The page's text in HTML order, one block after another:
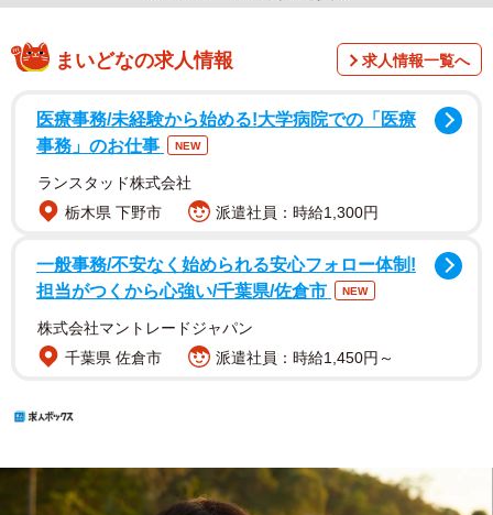
まいどなの求人情報 求人情報一覧へ
医療事務/未経験から始める!大学病院での「医療
事務」のお仕事
NEW
ランスタッド株式会社
栃木県 下野市
派遣社員：時給1,300円
一般事務/不安なく始められる安心フォロー体制!
担当がつくから心強い/千葉県/佐倉市
NEW
株式会社マントレードジャパン
千葉県 佐倉市
派遣社員：時給1,450円～